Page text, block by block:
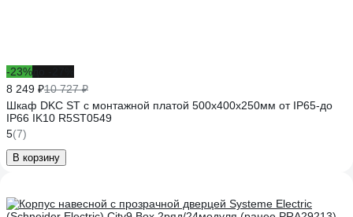
-23%
8 249 ₽10 727 ₽
Шкаф DKC ST с монтажной платой 500х400х250мм от IP65-до
IP66 IK10 R5ST0549
5(7)
В корзину